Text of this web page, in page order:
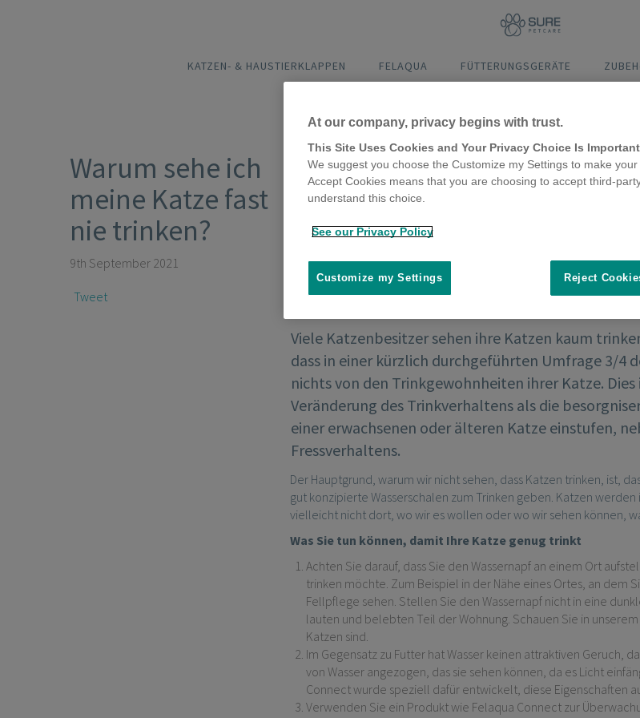
KATZEN- & HAUSTIERKLAPPEN FELAQUA FÜTTERUNGSGERÄTE
Warum sehe ich
meine Katze fast
nie trinken?
9th September 2021
Tweet
Viele Katzenbesitzer sehen ihre Katzen kaum
dass in einer kürzlich durchgeführten Umfrage 3/4
nichts von den Trinkgewohnheiten ihrer Katze.
Veränderung des Trinkverhaltens als die
einer erwachsenen oder älteren Katze einstufen,
Fressverhaltens.
Der Hauptgrund, warum wir nicht sehen, dass Katzen trinken, ist,
gut konzipierte Wasserschalen zum Trinken geben. Katzen
vielleicht nicht dort, wo wir es wollen oder wo wir sehen können,
Was Sie tun können, damit Ihre Katze genug trinkt
Achten Sie darauf, dass Sie den Wassernapf an einem Ort
trinken möchte. Zum Beispiel in der Nähe eines Ortes, an dem
Fellpflege sehen. Stellen Sie den Wassernapf nicht in eine
lauten und belebten Teil der Wohnung. Schauen Sie in
Katzen sind.
Im Gegensatz zu Futter hat Wasser keinen attraktiven Geruch,
von Wasser angezogen, das sie sehen können, da es Licht
Connect wurde speziell dafür entwickelt, diese Eigenschaften
Verwenden Sie ein Produkt wie Felaqua Connect zur
At our company, privacy begins with trust.
This Site Uses Cookies and Your Privacy Choice Is
We suggest you choose the Customize my Settings to make
Accept Cookies means that you are choosing to accept third-
understand this choice.
See our Privacy Policy
Reject
Customize my Settings